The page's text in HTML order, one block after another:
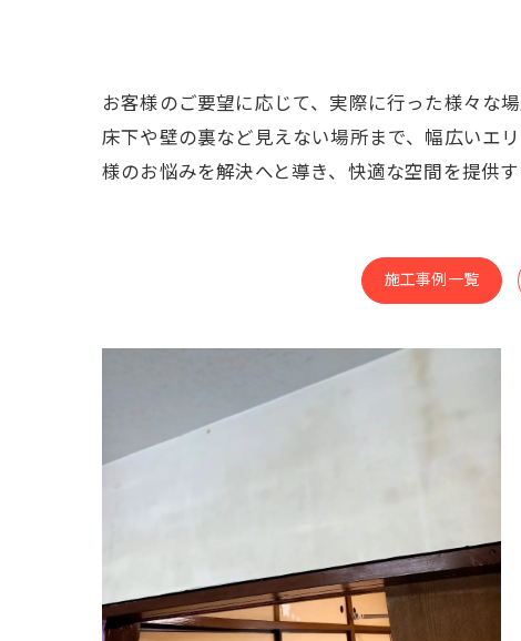
お客様のご要望に応じて、実際に行った様々な
床下や壁の裏など見えない場所まで、幅広いエ
様のお悩みを解決へと導き、快適な空間を提供
施工事例一覧